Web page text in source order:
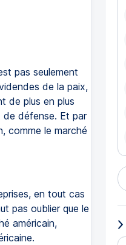
pas seulement
de la paix,
de plus en plus
défense. Et par
comme le marché
en tout cas
pas oublier que le
américain,